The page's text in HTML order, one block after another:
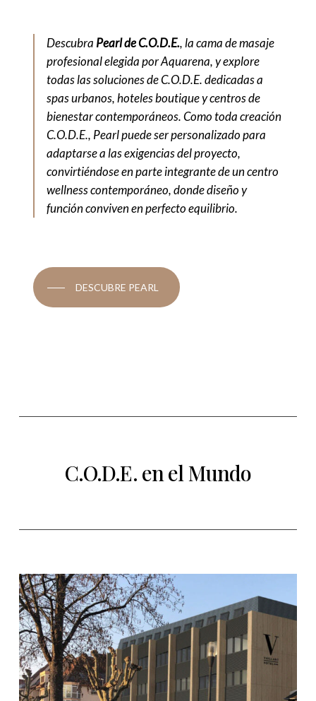
Descubra Pearl de C.O.D.E., la cama de masaje
profesional elegida por Aquarena, y explore
todas las soluciones de C.O.D.E. dedicadas a
spas urbanos, hoteles boutique y centros de
bienestar contemporáneos. Como toda creación
C.O.D.E., Pearl puede ser personalizado para
adaptarse a las exigencias del proyecto,
convirtiéndose en parte integrante de un centro
wellness contemporáneo, donde diseño y
función conviven en perfecto equilibrio.
DESCUBRE PEARL
C.O.D.E. en el Mundo